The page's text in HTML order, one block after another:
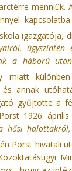
menniük.
igazgatója,
a háború
miatt
és annak
gyűjtötte a
1926.
hősi
Porst hivatali